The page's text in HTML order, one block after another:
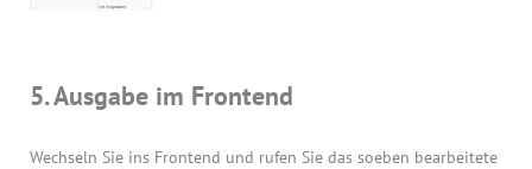
5. Ausgabe im Frontend
Wechseln Sie ins Frontend und rufen Sie das soeben bearbeitete